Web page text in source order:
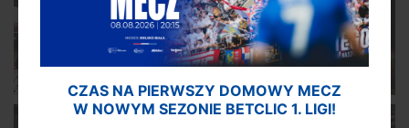
CZAS NA PIERWSZY DOMOWY MECZ
W NOWYM SEZONIE BETCLIC 1. LIGI!